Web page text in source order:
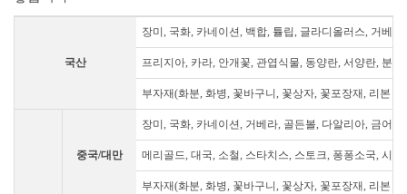
국산
장미, 국화, 카네이션, 백합, 튤립, 글라디올러스, 거베라
프리지아, 카라, 안개꽃, 관엽식물, 동양란, 서양란, 분재
부자재(화분, 화병, 꽃바구니, 꽃상자, 꽃포장재, 리본 등)
중국/대만
장미, 국화, 카네이션, 거베라, 골든볼, 다알리아, 금어
메리골드, 대국, 소철, 스타치스, 스토크, 퐁퐁소국, 시
부자재(화분, 화병, 꽃바구니, 꽃상자, 꽃포장재, 리본 등)